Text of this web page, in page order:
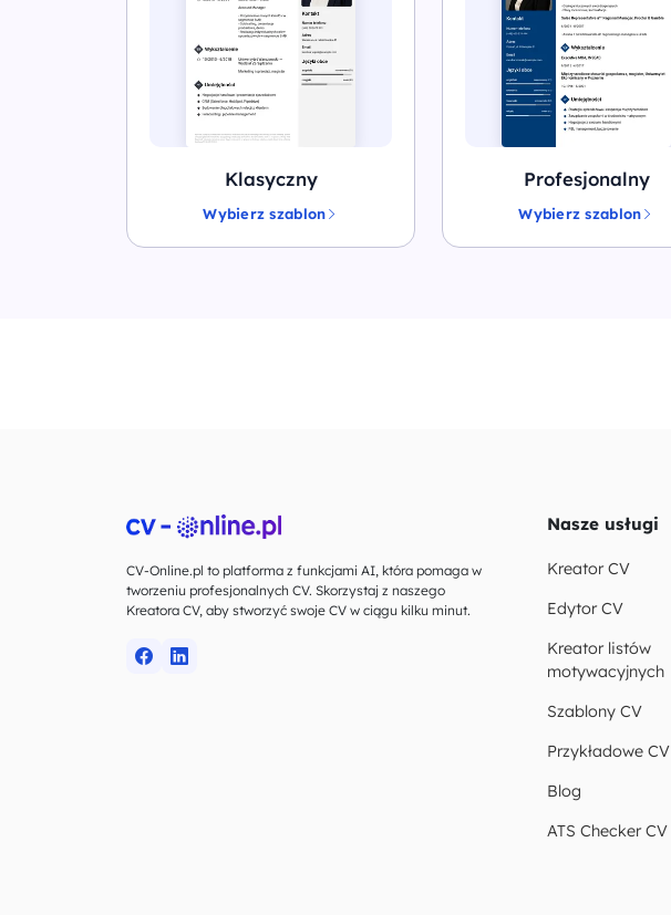
Klasyczny
Wybierz szablon
Profesjonalny
Wybierz szablon
CV-Online.pl to platforma z funkcjami AI, która pomaga w
tworzeniu profesjonalnych CV. Skorzystaj z naszego
Kreatora CV, aby stworzyć swoje CV w ciągu kilku minut.
Nasze usługi
Kreator CV
Edytor CV
Kreator listów
motywacyjnych
Szablony CV
Przykładowe CV
Blog
ATS Checker CV